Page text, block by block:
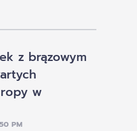
z brązowym
w
PM